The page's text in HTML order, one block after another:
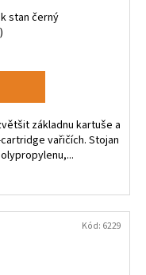
stan černý
základnu kartuše a
vařičích. Stojan
Kód: 6229